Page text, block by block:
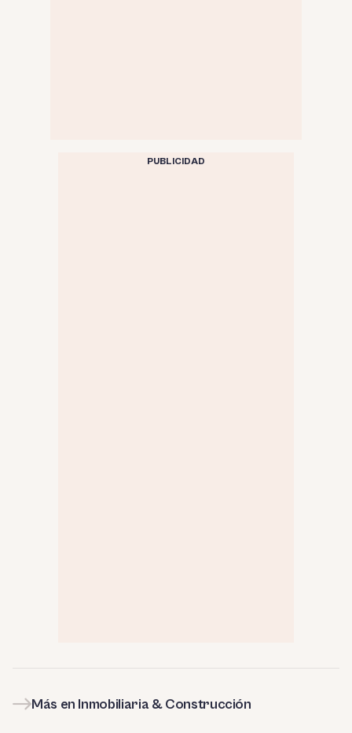
PUBLICIDAD
Más en Inmobiliaria & Construcción